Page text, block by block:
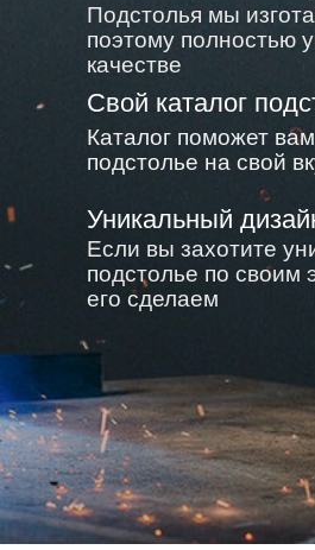
Подстолья мы
поэтому полностью
качестве
Свой каталог
Каталог поможет
подстолье на свой
Уникальный
Если вы захотите
подстолье по своим
его сделаем